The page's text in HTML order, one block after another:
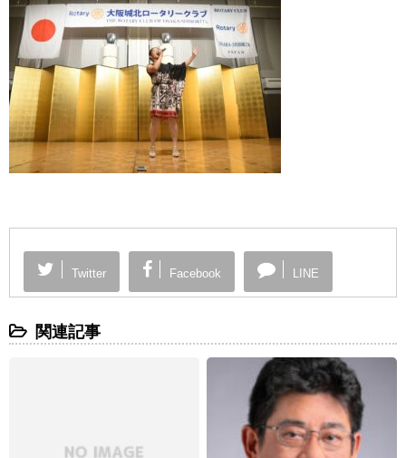
Twitter Facebook LINE
関連記事